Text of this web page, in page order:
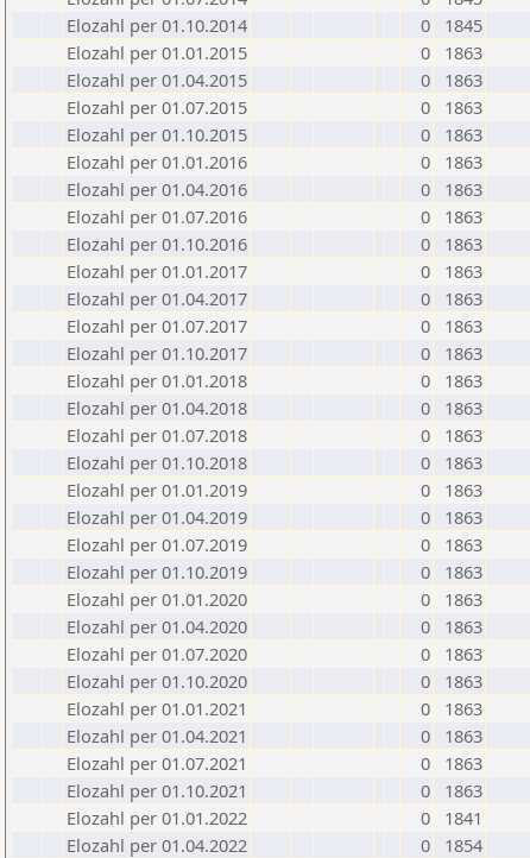
Elozahl per 01.10.2014
0
1845
Elozahl per 01.01.2015
0
1863
Elozahl per 01.04.2015
0
1863
Elozahl per 01.07.2015
0
1863
Elozahl per 01.10.2015
0
1863
Elozahl per 01.01.2016
0
1863
Elozahl per 01.04.2016
0
1863
Elozahl per 01.07.2016
0
1863
Elozahl per 01.10.2016
0
1863
Elozahl per 01.01.2017
0
1863
Elozahl per 01.04.2017
0
1863
Elozahl per 01.07.2017
0
1863
Elozahl per 01.10.2017
0
1863
Elozahl per 01.01.2018
0
1863
Elozahl per 01.04.2018
0
1863
Elozahl per 01.07.2018
0
1863
Elozahl per 01.10.2018
0
1863
Elozahl per 01.01.2019
0
1863
Elozahl per 01.04.2019
0
1863
Elozahl per 01.07.2019
0
1863
Elozahl per 01.10.2019
0
1863
Elozahl per 01.01.2020
0
1863
Elozahl per 01.04.2020
0
1863
Elozahl per 01.07.2020
0
1863
Elozahl per 01.10.2020
0
1863
Elozahl per 01.01.2021
0
1863
Elozahl per 01.04.2021
0
1863
Elozahl per 01.07.2021
0
1863
Elozahl per 01.10.2021
0
1863
Elozahl per 01.01.2022
0
1841
Elozahl per 01.04.2022
0
1854